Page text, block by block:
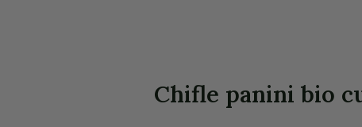
Chifle panini bio